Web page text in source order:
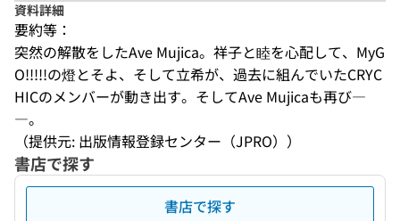
資料詳細
要約等：
突然の解散をしたAve Mujica。祥子と睦を心配して、MyG
O!!!!!の燈とそよ、そして立希が、過去に組んでいたCRYC
HICのメンバーが動き出す。そしてAve Mujicaも再び―
―。
（提供元: 出版情報登録センター（JPRO））
書店で探す
書店で探す